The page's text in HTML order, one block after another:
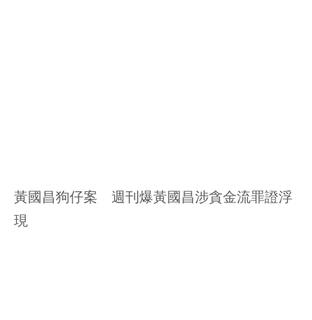
黃國昌狗仔案 週刊爆黃國昌涉貪金流罪證浮
現